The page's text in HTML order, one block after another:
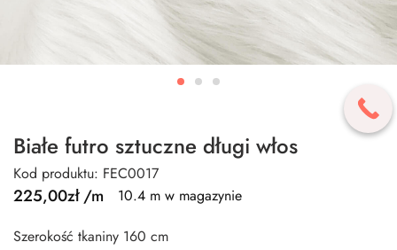
Białe futro sztuczne długi włos
Kod produktu: FEC0017
225,00zł/m
10.4 m w magazynie
Szerokość tkaniny 160 cm